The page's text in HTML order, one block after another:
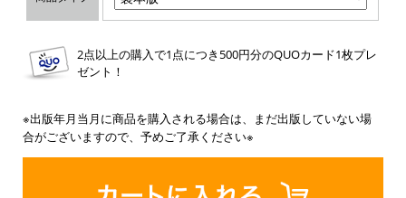
2点以上の購入で1点につき500円分のQUOカード1枚プレ
ゼント！
※出版年月当月に商品を購入される場合は、まだ出版していない場
合がございますので、予めご了承ください※